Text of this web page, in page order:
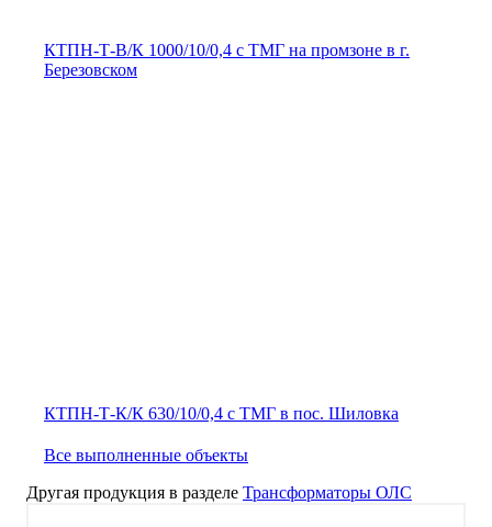
КТПН-Т-В/К 1000/10/0,4 с ТМГ на промзоне в г.
Березовском
КТПН-Т-К/К 630/10/0,4 с ТМГ в пос. Шиловка
Все выполненные объекты
Другая продукция в разделе Трансформаторы ОЛС